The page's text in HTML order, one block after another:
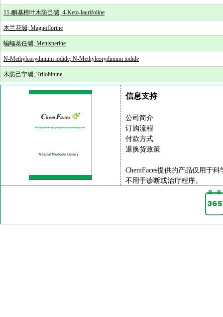
11-酮基樟叶木防己碱; 4-Keto-laurifoline
木兰花碱; Magnoflorine
蝙蝠葛任碱; Menisperine
N-Methylcorydinium iodide; N-Methylcorydinium iodide
木防己宁碱; Trilobinine
信息支持
公司简介
订购流程
付款方式
退换货政策
ChemFaces提供的产品仅用于
不用于诊断或治疗程序。